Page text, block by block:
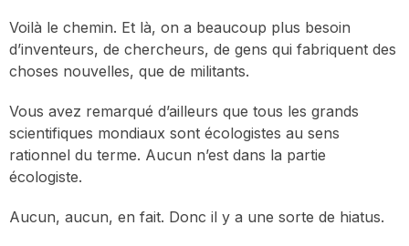
Voilà le chemin. Et là, on a beaucoup plus besoin
d’inventeurs, de chercheurs, de gens qui fabriquent des
choses nouvelles, que de militants.
Vous avez remarqué d’ailleurs que tous les grands
scientifiques mondiaux sont écologistes au sens
rationnel du terme. Aucun n’est dans la partie
écologiste.
Aucun, aucun, en fait. Donc il y a une sorte de hiatus.